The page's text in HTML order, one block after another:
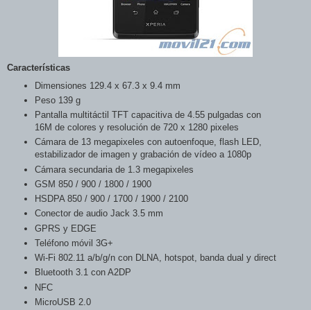
Características
Dimensiones 129.4 x 67.3 x 9.4 mm
Peso 139 g
Pantalla multitáctil TFT capacitiva de 4.55 pulgadas con
16M de colores y resolución de 720 x 1280 pixeles
Cámara de 13 megapixeles con autoenfoque, flash LED,
estabilizador de imagen y grabación de vídeo a 1080p
Cámara secundaria de 1.3 megapixeles
GSM 850 / 900 / 1800 / 1900
HSDPA 850 / 900 / 1700 / 1900 / 2100
Conector de audio Jack 3.5 mm
GPRS y EDGE
Teléfono móvil 3G+
Wi-Fi 802.11 a/b/g/n con DLNA, hotspot, banda dual y direct
Bluetooth 3.1 con A2DP
NFC
MicroUSB 2.0